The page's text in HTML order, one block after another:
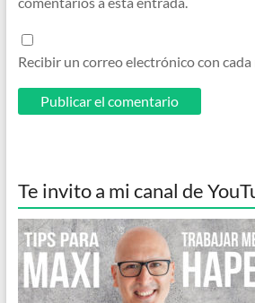
Recibir un correo electrónico con cada
Te invito a mi canal de